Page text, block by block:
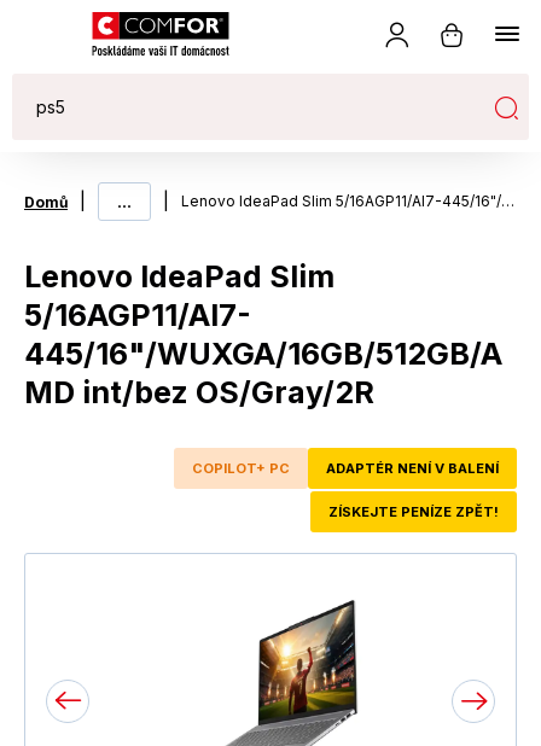
Domů ... Lenovo IdeaPad Slim 5/16AGP11/AI7-445/16"/WUXGA/16GB/512GB/AMD int/bez OS/Gray/2R
Lenovo IdeaPad Slim
5/16AGP11/AI7-
445/16"/WUXGA/16GB/512GB/A
MD int/bez OS/Gray/2R
COPILOT+ PC ADAPTÉR NENÍ V BALENÍ
ZÍSKEJTE PENÍZE ZPĚT!